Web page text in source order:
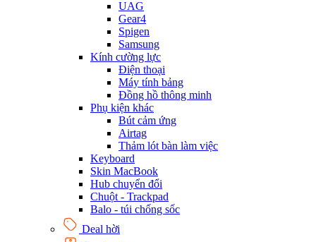
UAG
Gear4
Spigen
Samsung
Kính cường lực
Điện thoại
Máy tính bảng
Đồng hồ thông minh
Phụ kiện khác
Bút cảm ứng
Airtag
Thảm lót bàn làm việc
Keyboard
Skin MacBook
Hub chuyển đổi
Chuột - Trackpad
Balo - túi chống sốc
Deal hời